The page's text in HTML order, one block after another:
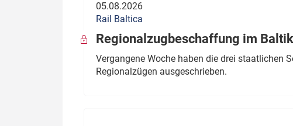
Politik
Verbände: Wer spricht für
wen?
Infrastruktur &
ÖPNV
05.08.2026
Rail Baltica
Regionalzugbeschaffung im
Vergangene Woche haben die drei staatlichen
Regionalzügen ausgeschrieben.